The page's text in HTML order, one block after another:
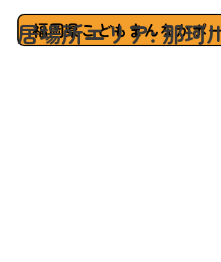
福岡県こどもまんなかポ
居場所エリア:那珂